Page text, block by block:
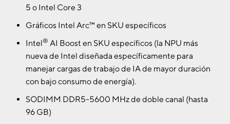
5 o Intel Core 3
Gráficos Intel Arc™ en SKU específicos
Intel® AI Boost en SKU específicos (la NPU más
nueva de Intel diseñada específicamente para
manejar cargas de trabajo de IA de mayor duración
con bajo consumo de energía).
SODIMM DDR5-5600 MHz de doble canal (hasta
96 GB)